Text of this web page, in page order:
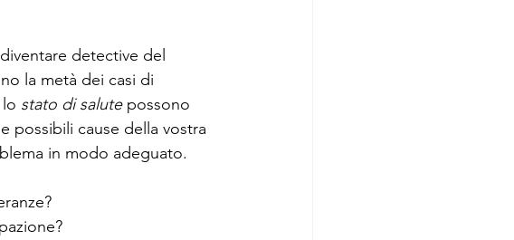
detective del
la metà dei casi di
stato di salute possono
possibili cause della vostra
in modo adeguato.